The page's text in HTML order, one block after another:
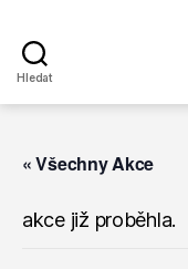
Hledat
« Všechny Akce
akce již proběhla.